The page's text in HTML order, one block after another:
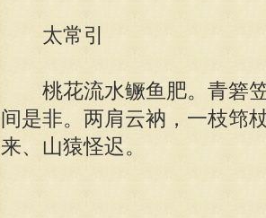
太常引
桃花流水鳜鱼肥。青箬笠
间是非。两肩云衲，一枝筇
来、山猿怪迟。